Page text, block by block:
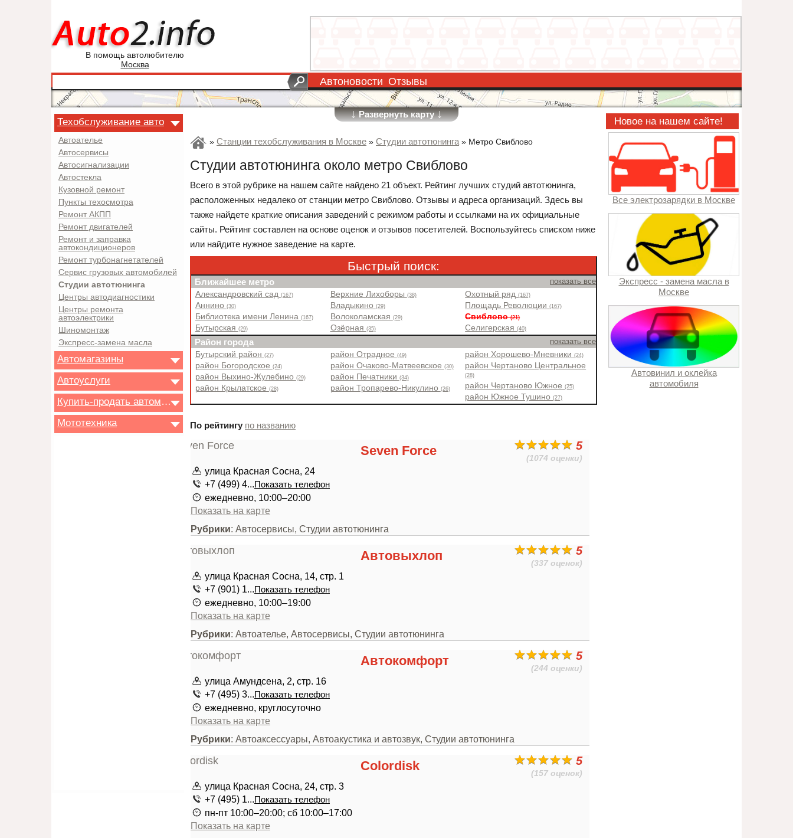
В помощь автолюбителю
Москва
Автоновости Отзывы
↓Развернуть карту↓
Техобслуживание авто
Автоателье
Автосервисы
Автосигнализации
Автостекла
Кузовной ремонт
Пункты техосмотра
Ремонт АКПП
Ремонт двигателей
Ремонт и заправка
автокондиционеров
Ремонт турбонагнетателей
Сервис грузовых автомобилей
Студии автотюнинга
Центры автодиагностики
Центры ремонта
автоэлектрики
Шиномонтаж
Экспресс-замена масла
Автомагазины
Автоуслуги
Купить-продать автомобиль
Мототехника
» Станции техобслуживания в Москве » Студии автотюнинга» Метро Свиблово
Студии автотюнинга около метро Свиблово
Всего в этой рубрике на нашем сайте найдено 21 объект. Рейтинг лучших студий автотюнинга,
расположенных недалеко от станции метро Свиблово. Отзывы и адреса организаций. Здесь вы
также найдете краткие описания заведений с режимом работы и ссылками на их официальные
сайты. Рейтинг составлен на основе оценок и отзывов посетителей. Воспользуйтесь списком ниже
или найдите нужное заведение на карте.
Быстрый поиск:
Ближайшее метро показать все
Александровский сад (167)
Аннино (30)
Библиотека имени Ленина (167)
Бутырская (29)
Верхние Лихоборы (38)
Владыкино (29)
Волоколамская (29)
Озёрная (35)
Охотный ряд(167)
Площадь Революции(167)
Свиблово(21)
Селигерская(40)
Район города показать все
Бутырский район (27)
район Богородское (24)
район Выхино-Жулебино (29)
район Крылатское (28)
район Отрадное (49)
район Очаково-Матвеевское (30)
район Печатники (34)
район Тропарево-Никулино (26)
район Хорошево-Мневники(24)
район Чертаново Центральное
(28)
район Чертаново Южное(25)
район Южное Тушино(27)
По рейтингу по названию
5
(1074 оценки)
Seven Force
улица Красная Сосна, 24
+7 (499) 4...Показать телефон
ежедневно, 10:00–20:00
Показать на карте
Рубрики: Автосервисы, Студии автотюнинга
5
(337 оценок)
Автовыхлоп
улица Красная Сосна, 14, стр. 1
+7 (901) 1...Показать телефон
ежедневно, 10:00–19:00
Показать на карте
Рубрики: Автоателье, Автосервисы, Студии автотюнинга
5
(244 оценки)
Автокомфорт
улица Амундсена, 2, стр. 16
+7 (495) 3...Показать телефон
ежедневно, круглосуточно
Показать на карте
Рубрики: Автоаксессуары, Автоакустика и автозвук, Студии автотюнинга
5
(157 оценок)
Colordisk
улица Красная Сосна, 24, стр. 3
+7 (495) 1...Показать телефон
пн-пт 10:00–20:00; сб 10:00–17:00
Показать на карте
Новое на нашем сайте!
Все электрозарядки в Москве
Экспресс - замена масла в
Москве
Автовинил и оклейка
автомобиля